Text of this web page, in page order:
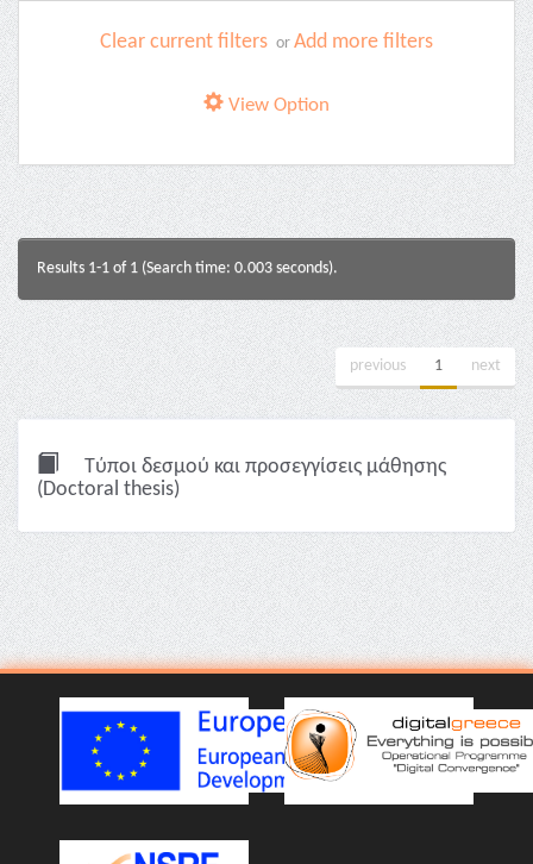
Clear current filters or Add more filters
View Option
Results 1-1 of 1 (Search time: 0.003 seconds).
previous 1 next
Τύποι δεσμού και προσεγγίσεις μάθησης
(Doctoral thesis)